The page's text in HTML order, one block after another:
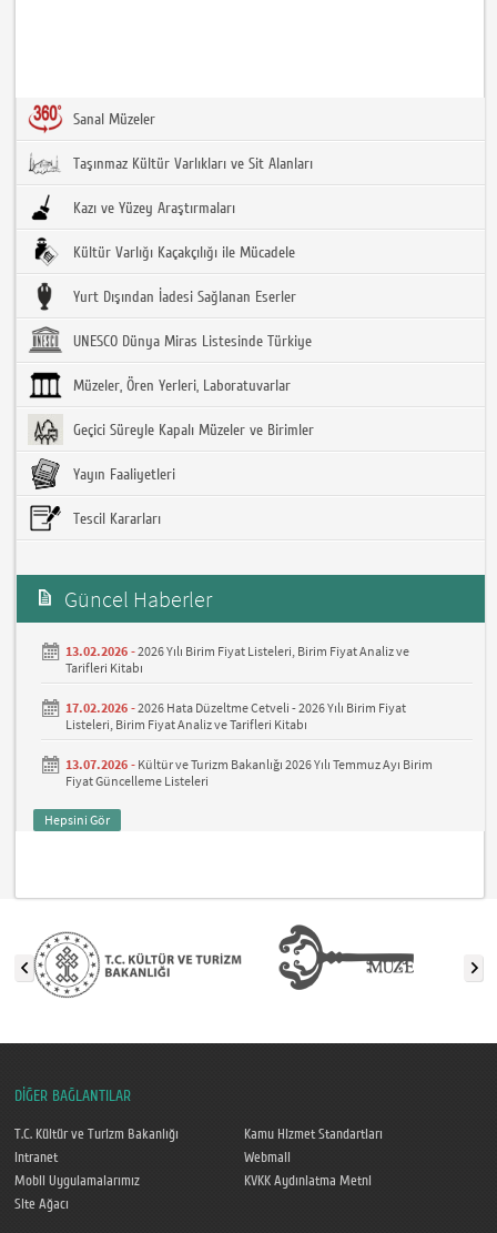
Sanal Müzeler
Taşınmaz Kültür Varlıkları ve Sit Alanları
Kazı ve Yüzey Araştırmaları
Kültür Varlığı Kaçakçılığı ile Mücadele
Yurt Dışından İadesi Sağlanan Eserler
UNESCO Dünya Miras Listesinde Türkiye
Müzeler, Ören Yerleri, Laboratuvarlar
Geçici Süreyle Kapalı Müzeler ve Birimler
Yayın Faaliyetleri
Tescil Kararları
Güncel Haberler
13.02.2026 -2026 Yılı Birim Fiyat Listeleri, Birim Fiyat Analiz ve
Tarifleri Kitabı
17.02.2026 -2026 Hata Düzeltme Cetveli - 2026 Yılı Birim Fiyat
Listeleri, Birim Fiyat Analiz ve Tarifleri Kitabı
13.07.2026 - Kültür ve Turizm Bakanlığı 2026 Yılı Temmuz Ayı Birim
Fiyat Güncelleme Listeleri
Hepsini Gör
DİĞER BAĞLANTILAR
T.C. Kültür ve Turizm Bakanlığı
Kamu Hizmet Standartları
Intranet
Webmail
Mobil Uygulamalarımız
KVKK Aydınlatma Metni
Site Ağacı